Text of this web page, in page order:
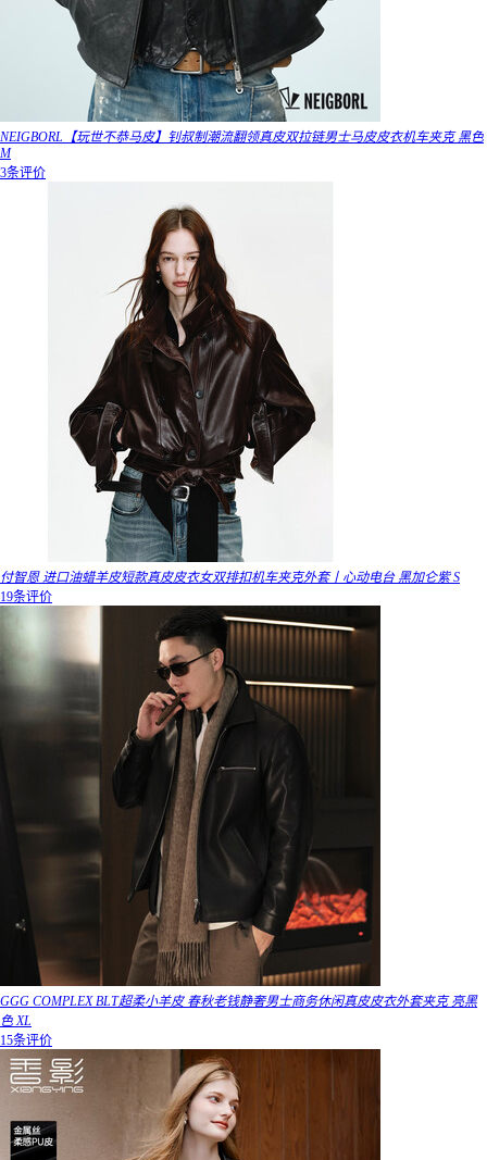
NEIGBORL【玩世不恭马皮】钊叔制潮流翻领真皮双拉链男士马皮皮衣机车夹克 黑色
M
3条评价
付智恩 进口油蜡羊皮短款真皮皮衣女双排扣机车夹克外套丨心动电台 黑加仑紫 S
19条评价
GGG COMPLEX BLT超柔小羊皮 春秋老钱静奢男士商务休闲真皮皮衣外套夹克 亮黑
色 XL
15条评价